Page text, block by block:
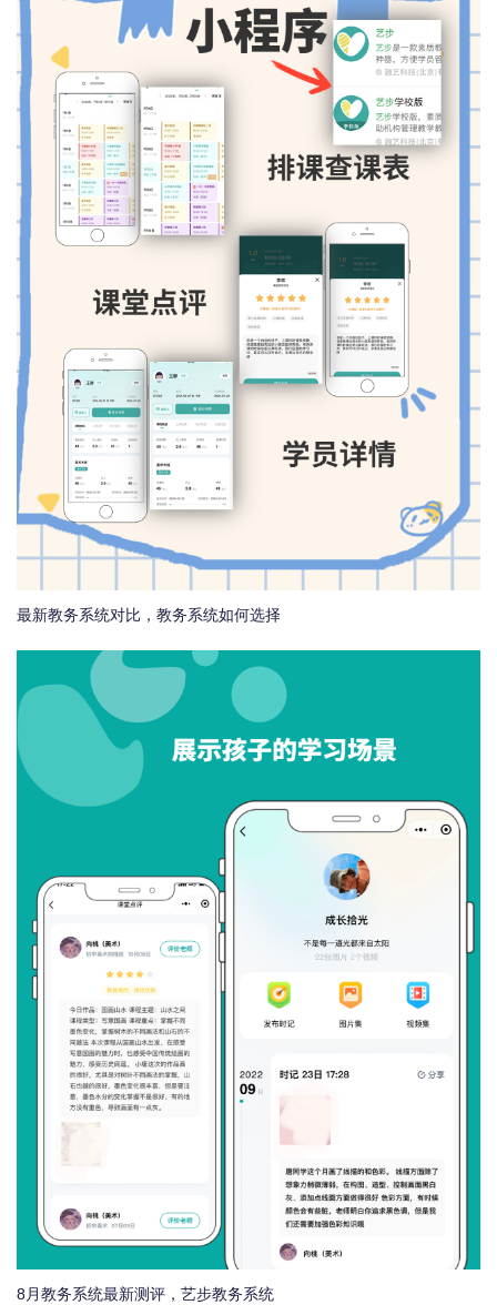
最新教务系统对比，教务系统如何选择
8月教务系统最新测评，艺步教务系统